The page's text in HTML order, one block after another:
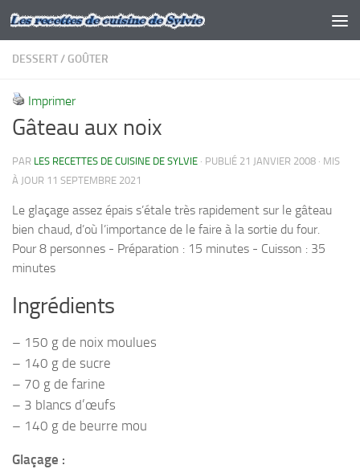
Skip to content
DESSERT/ GOÛTER
Imprimer
Gâteau aux noix
PAR LES RECETTES DE CUISINE DE SYLVIE · PUBLIÉ 21 JANVIER 2008 · MIS
À JOUR 11 SEPTEMBRE 2021
Le glaçage assez épais s’étale très rapidement sur le gâteau
bien chaud, d’où l’importance de le faire à la sortie du four.
Pour 8 personnes - Préparation : 15 minutes - Cuisson : 35
minutes
Ingrédients
– 150 g de noix moulues
– 140 g de sucre
– 70 g de farine
– 3 blancs d’œufs
– 140 g de beurre mou
Glaçage :